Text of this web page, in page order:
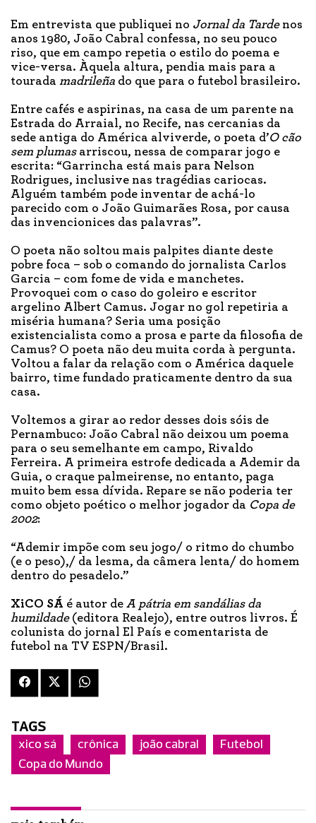
Em entrevista que publiquei no Jornal da Tarde nos
anos 1980, João Cabral confessa, no seu pouco
riso, que em campo repetia o estilo do poema e
vice-versa. Àquela altura, pendia mais para a
tourada madrileña do que para o futebol brasileiro.
Entre cafés e aspirinas, na casa de um parente na
Estrada do Arraial, no Recife, nas cercanias da
sede antiga do América alviverde, o poeta d’O cão
sem plumasarriscou, nessa de comparar jogo e
escrita: “Garrincha está mais para Nelson
Rodrigues, inclusive nas tragédias cariocas.
Alguém também pode inventar de achá-lo
parecido com o João Guimarães Rosa, por causa
das invencionices das palavras”.
O poeta não soltou mais palpites diante deste
pobre foca – sob o comando do jornalista Carlos
Garcia – com fome de vida e manchetes.
Provoquei com o caso do goleiro e escritor
argelino Albert Camus. Jogar no gol repetiria a
miséria humana? Seria uma posição
existencialista como a prosa e parte da filosofia de
Camus? O poeta não deu muita corda à pergunta.
Voltou a falar da relação com o América daquele
bairro, time fundado praticamente dentro da sua
casa.
Voltemos a girar ao redor desses dois sóis de
Pernambuco: João Cabral não deixou um poema
para o seu semelhante em campo, Rivaldo
Ferreira. A primeira estrofe dedicada a Ademir da
Guia, o craque palmeirense, no entanto, paga
muito bem essa dívida. Repare se não poderia ter
como objeto poético o melhor jogador da Copa de
2002:
“Ademir impõe com seu jogo/ o ritmo do chumbo
(e o peso),/ da lesma, da câmera lenta/ do homem
dentro do pesadelo.”
XiCO SÁ é autor de A pátria em sandálias da
humildade(editora Realejo), entre outros livros. É
colunista do jornal El País e comentarista de
futebol na TV ESPN/Brasil.
TAGS
xico sá crônica joão cabral
Futebol
Copa do Mundo